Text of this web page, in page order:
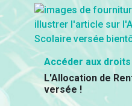
Accéder aux droits
L'Allocation de
versée !